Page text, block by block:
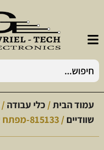
עמוד הבית/ כלי עבודה /
שוודיים / 815133-מפתח שוודי “ 10